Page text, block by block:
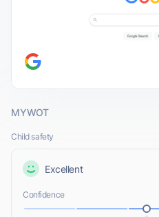
MYWOT
Child safety
Excellent
Confidence